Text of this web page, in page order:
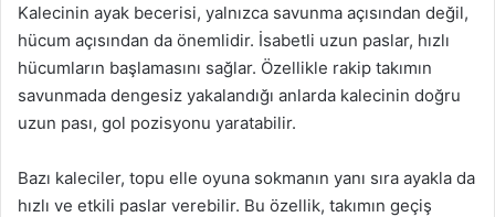
Kalecinin ayak becerisi, yalnızca savunma açısından değil,
hücum açısından da önemlidir. İsabetli uzun paslar, hızlı
hücumların başlamasını sağlar. Özellikle rakip takımın
savunmada dengesiz yakalandığı anlarda kalecinin doğru
uzun pası, gol pozisyonu yaratabilir.
Bazı kaleciler, topu elle oyuna sokmanın yanı sıra ayakla da
hızlı ve etkili paslar verebilir. Bu özellik, takımın geçiş